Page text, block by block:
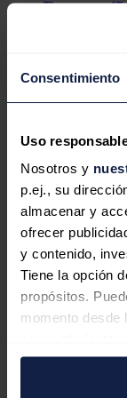
Consentimiento
Uso
Nosotros y
p.ej., su
almacenar y
ofrecer
y contenido,
Tiene la opción
propósitos.
momento desde
Si lo permite,
Pontes
primera